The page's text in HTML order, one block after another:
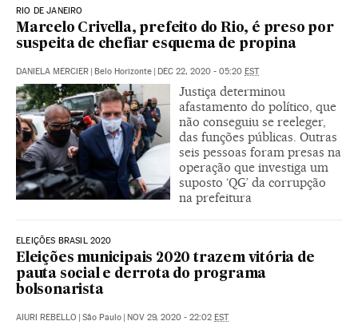
RIO DE JANEIRO
Marcelo Crivella, prefeito do Rio, é preso por
suspeita de chefiar esquema de propina
DANIELA MERCIER Belo Horizonte DEC 22, 2020 - 05:20 EST
Justiça determinou
afastamento do político, que
não conseguiu se reeleger,
das funções públicas. Outras
seis pessoas foram presas na
operação que investiga um
suposto ‘QG’ da corrupção
na prefeitura
ELEIÇÕES BRASIL 2020
Eleições municipais 2020 trazem vitória de
pauta social e derrota do programa
bolsonarista
AIURI REBELLO São Paulo NOV 29, 2020 - 22:02 EST